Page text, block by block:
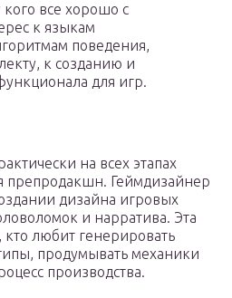
кого все хорошо с
к языкам
поведения,
к созданию и
для игр.
на всех этапах
препродакшн. Геймдизайнер
дизайна игровых
и нарратива. Эта
любит генерировать
продумывать механики
производства.